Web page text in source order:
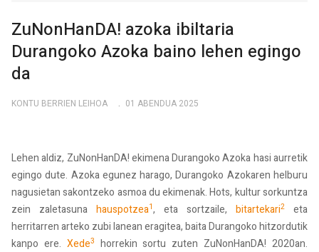
ZuNonHanDA! azoka ibiltaria
Durangoko Azoka baino lehen egingo
da
KONTU BERRIEN LEIHOA 01 ABENDUA 2025
Lehen aldiz, ZuNonHanDA! ekimena Durangoko Azoka hasi aurretik
egingo dute. Azoka egunez harago, Durangoko Azokaren helburu
nagusietan sakontzeko asmoa du ekimenak. Hots, kultur sorkuntza
zein zaletasuna hauspotzea1, eta sortzaile, bitartekari2
eta
herritarren arteko zubi lanean eragitea, baita Durangoko hitzordutik
kanpo ere. Xede3 horrekin sortu zuten ZuNonHanDA! 2020an.